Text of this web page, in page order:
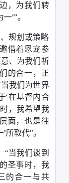
，为我们转
一’”。
规划或策略
借着恩宠参
、为我们祈
的合一，正
当我们为世界
‘在基督内合
，我希望我
面，也是往
’所取代”。
“当我们谈到
圣事时，我
的合一与共